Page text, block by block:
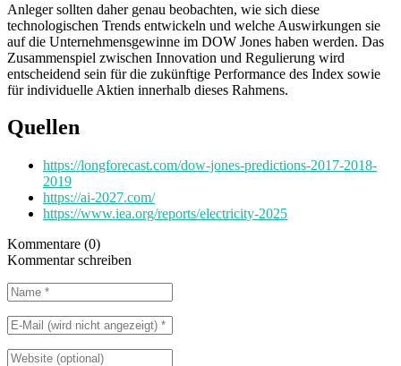
Anleger sollten daher genau beobachten, wie sich diese
technologischen Trends entwickeln und welche Auswirkungen sie
auf die Unternehmensgewinne im DOW Jones haben werden. Das
Zusammenspiel zwischen Innovation und Regulierung wird
entscheidend sein für die zukünftige Performance des Index sowie
für individuelle Aktien innerhalb dieses Rahmens.
Quellen
https://longforecast.com/dow-jones-predictions-2017-2018-
2019
https://ai-2027.com/
https://www.iea.org/reports/electricity-2025
Kommentare (0)
Kommentar schreiben